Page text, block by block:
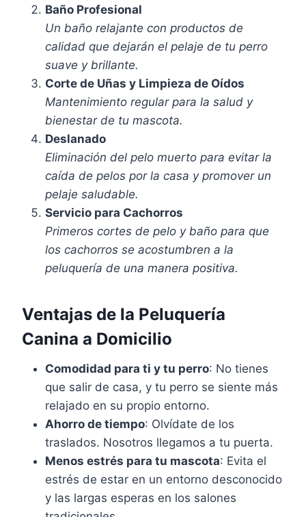
Baño Profesional
Un baño relajante con productos de
calidad que dejarán el pelaje de tu perro
suave y brillante.
Corte de Uñas y Limpieza de Oídos
Mantenimiento regular para la salud y
bienestar de tu mascota.
Deslanado
Eliminación del pelo muerto para evitar la
caída de pelos por la casa y promover un
pelaje saludable.
Servicio para Cachorros
Primeros cortes de pelo y baño para que
los cachorros se acostumbren a la
peluquería de una manera positiva.
Ventajas de la Peluquería
Canina a Domicilio
Comodidad para ti y tu perro: No tienes
que salir de casa, y tu perro se siente más
relajado en su propio entorno.
Ahorro de tiempo: Olvídate de los
traslados. Nosotros llegamos a tu puerta.
Menos estrés para tu mascota: Evita el
estrés de estar en un entorno desconocido
y las largas esperas en los salones